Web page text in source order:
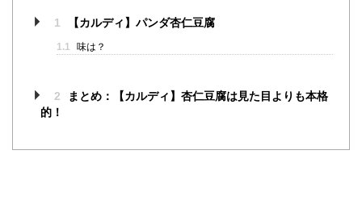
1 【カルディ】パンダ杏仁豆腐
1.1 味は？
2
まとめ：【カルディ】杏仁豆腐は見た目よりも本格
的！